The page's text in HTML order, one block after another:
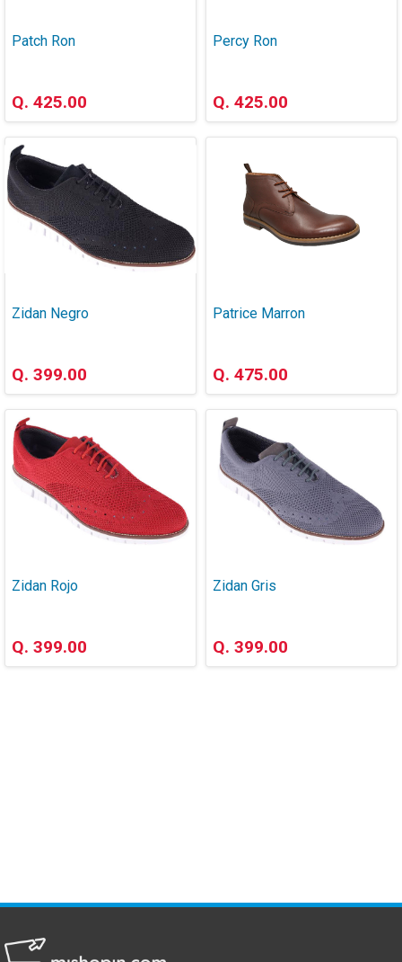
Patch Ron
Q. 425.00
Percy Ron
Q. 425.00
Zidan Negro
Q. 399.00
Patrice Marron
Q. 475.00
Zidan Rojo
Q. 399.00
Zidan Gris
Q. 399.00